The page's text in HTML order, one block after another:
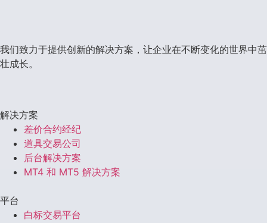
我们致力于提供创新的解决方案，让企业在不断变化的世界中茁
壮成长。
解决方案
差价合约经纪
道具交易公司
后台解决方案
MT4 和 MT5 解决方案
平台
白标交易平台